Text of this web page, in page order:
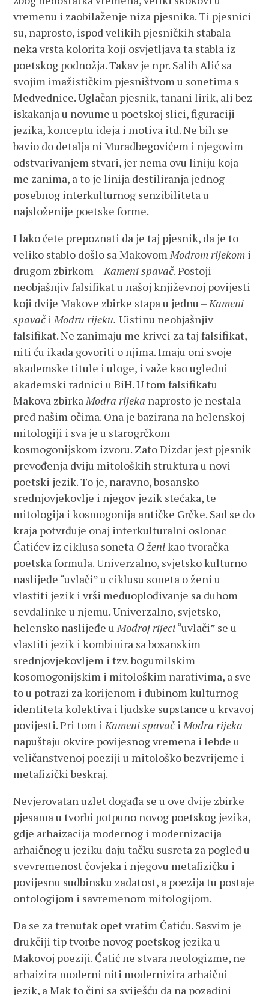
vremenu i zaobilaženje niza pjesnika. Ti pjesnici
su, naprosto, ispod velikih pjesničkih stabala
neka vrsta kolorita koji osvjetljava ta stabla iz
poetskog podnožja. Takav je npr. Salih Alić sa
svojim imažističkim pjesništvom u sonetima s
Medvednice. Uglačan pjesnik, tanani lirik, ali bez
iskakanja u novume u poetskoj slici, figuraciji
jezika, konceptu ideja i motiva itd. Ne bih se
bavio do detalja ni Muradbegovićem i njegovim
odstvarivanjem stvari, jer nema ovu liniju koja
me zanima, a to je linija destiliranja jednog
posebnog interkulturnog senzibiliteta u
najsloženije poetske forme.
I lako ćete prepoznati da je taj pjesnik, da je to
veliko stablo došlo sa MakovomModrom rijekom i
drugom zbirkom –Kameni spavač. Postoji
neobjašnjiv falsifikat u našoj književnoj povijesti
koji dvije Makove zbirke stapa u jednu –Kameni
spavačiModru rijeku. Uistinu neobjašnjiv
falsifikat. Ne zanimaju me krivci za taj falsifikat,
niti ću ikada govoriti o njima. Imaju oni svoje
akademske titule i uloge, i važe kao ugledni
akademski radnici u BiH. U tom falsifikatu
Makova zbirkaModra rijeka naprosto je nestala
pred našim očima. Ona je bazirana na helenskoj
mitologiji i sva je u starogrčkom
kosmogonijskom izvoru. Zato Dizdar jest pjesnik
prevođenja dviju mitoloških struktura u novi
poetski jezik. To je, naravno, bosansko
srednjovjekovlje i njegov jezik stećaka, te
mitologija i kosmogonija antičke Grčke. Sad se do
kraja potvrđuje onaj interkulturalni oslonac
Ćatićev iz ciklusa soneta O ženikao tvoračka
poetska formula. Univerzalno, svjetsko kulturno
naslijeđe “uvlači” u ciklusu soneta o ženi u
vlastiti jezik i vrši međuoplođivanje sa duhom
sevdalinke u njemu. Univerzalno, svjetsko,
helensko naslijeđe uModroj rijeci“uvlači” se u
vlastiti jezik i kombinira sa bosanskim
srednjovjekovljem i tzv. bogumilskim
kosomogonijskim i mitološkim narativima, a sve
to u potrazi za korijenom i dubinom kulturnog
identiteta kolektiva i ljudske supstance u krvavoj
povijesti. Pri tom iKameni spavačiModra rijeka
napuštaju okvire povijesnog vremena i lebde u
veličanstvenoj poeziji u mitološko bezvrijeme i
metafizički beskraj.
Nevjerovatan uzlet događa se u ove dvije zbirke
pjesama u tvorbi potpuno novog poetskog jezika,
gdje arhaizacija modernog i modernizacija
arhaičnog u jeziku daju tačku susreta za pogled u
svevremenost čovjeka i njegovu metafizičku i
povijesnu sudbinsku zadatost, a poezija tu postaje
ontologijom i savremenom mitologijom.
Da se za trenutak opet vratim Ćatiću. Sasvim je
drukčiji tip tvorbe novog poetskog jezika u
Makovoj poeziji. Ćatić ne stvara neologizme, ne
arhaizira moderni niti modernizira arhaični
jezik, a Mak to čini sa sviješću da na pozadini